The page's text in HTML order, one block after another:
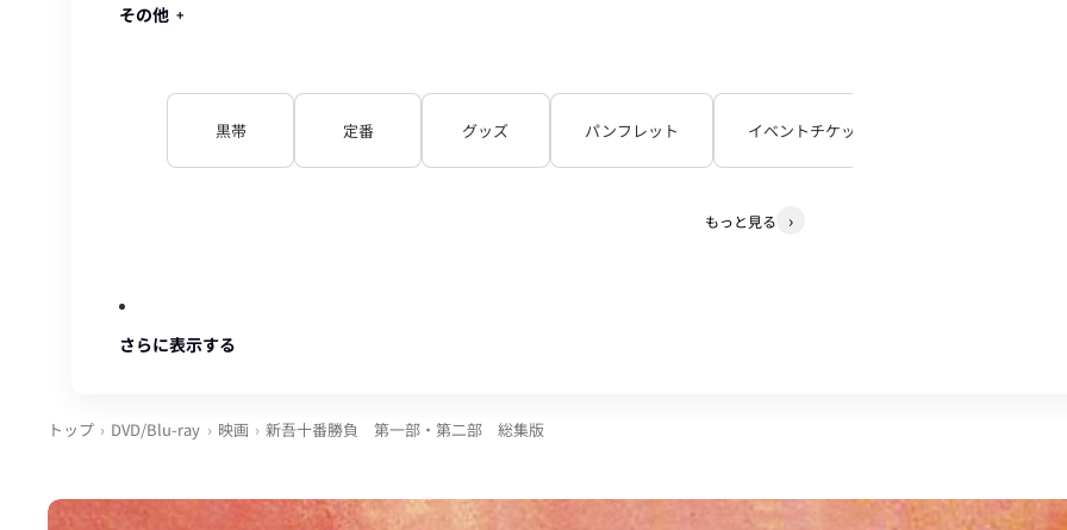
その他
黒帯 定番 グッズ パンフレット イベントチケット
もっと見る
さらに表示する
トップ DVD/Blu-ray 映画 新吾十番勝負 第一部・第二部 総集版